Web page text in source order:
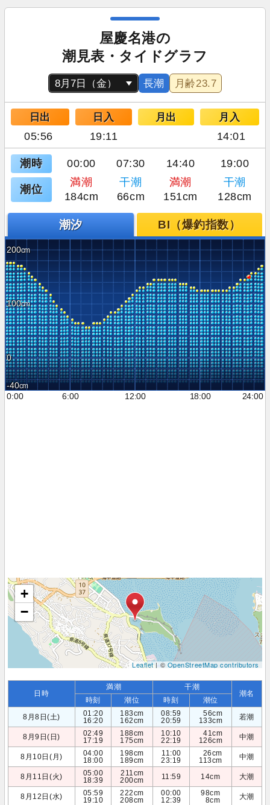
屋慶名港の
潮見表・タイドグラフ
長潮 月齢23.7
日出 日入 月出 月入
05:56 19:11 14:01
潮時 00:00 07:30 14:40 19:00
潮位
満潮 干潮 満潮
干潮
184cm
66cm 151cm 128cm
潮汐 BI（爆釣指数）
200
100
0
-40
0:00
6:00 12:00 18:00 24:00
+
−
Leaflet| ©OpenStreetMap contributors
日時
満潮 干潮
潮名
時刻 潮位 時刻
潮位
8月8日(土)
01:20
16:20
183cm
162cm
08:59
20:59
56cm
133cm
若潮
8月9日(日)
02:49
17:19
188cm
175cm
10:10
22:19
41cm
126cm
中潮
8月10日(月)
04:00
18:00
198cm
189cm
11:00
23:19
26cm
113cm
中潮
8月11日(火)
05:00
18:39
211cm
200cm
11:59 14cm 大潮
8月12日(水)
05:59
19:10
222cm
208cm
00:00
12:39
98cm
8cm
大潮